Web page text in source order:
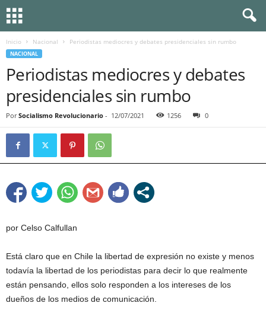
Inicio Nacional Periodistas mediocres y debates presidenciales sin rumbo
NACIONAL
Periodistas mediocres y debates
presidenciales sin rumbo
Por Socialismo Revolucionario - 12/07/2021 1256 0
por Celso Calfullan
Está claro que en Chile la libertad de expresión no existe y menos
todavía la libertad de los periodistas para decir lo que realmente
están pensando, ellos solo responden a los intereses de los
dueños de los medios de comunicación.